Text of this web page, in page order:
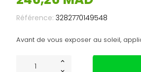
Référence: 3282770149548
Avant de vous exposer au soleil,